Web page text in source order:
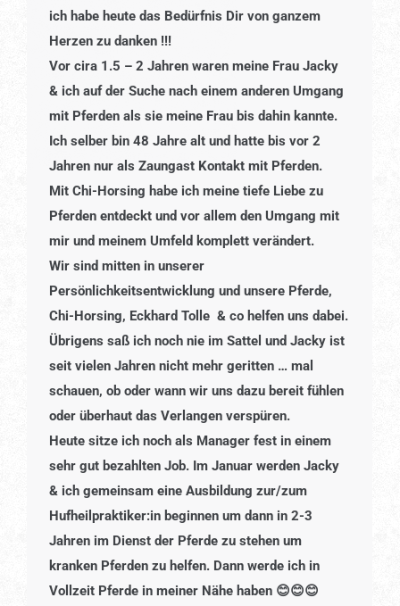
ich habe heute das Bedürfnis Dir von ganzem
Herzen zu danken !!!
Vor cira 1.5 – 2 Jahren waren meine Frau Jacky
& ich auf der Suche nach einem anderen Umgang
mit Pferden als sie meine Frau bis dahin kannte.
Ich selber bin 48 Jahre alt und hatte bis vor 2
Jahren nur als Zaungast Kontakt mit Pferden.
Mit Chi-Horsing habe ich meine tiefe Liebe zu
Pferden entdeckt und vor allem den Umgang mit
mir und meinem Umfeld komplett verändert.
Wir sind mitten in unserer
Persönlichkeitsentwicklung und unsere Pferde,
Chi-Horsing, Eckhard Tolle & co helfen uns dabei.
Übrigens saß ich noch nie im Sattel und Jacky ist
seit vielen Jahren nicht mehr geritten … mal
schauen, ob oder wann wir uns dazu bereit fühlen
oder überhaut das Verlangen verspüren.
Heute sitze ich noch als Manager fest in einem
sehr gut bezahlten Job. Im Januar werden Jacky
& ich gemeinsam eine Ausbildung zur/zum
Hufheilpraktiker:in beginnen um dann in 2-3
Jahren im Dienst der Pferde zu stehen um
kranken Pferden zu helfen. Dann werde ich in
Vollzeit Pferde in meiner Nähe haben 😊😊😊